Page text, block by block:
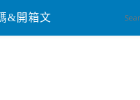
&開箱文